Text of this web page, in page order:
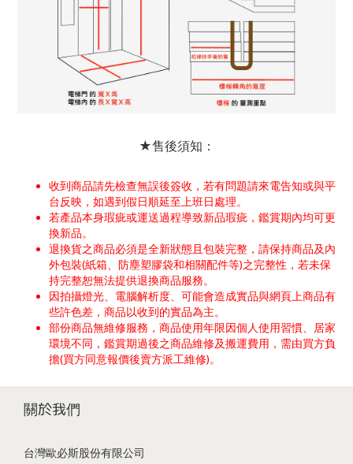
★售後須知：
收到商品請先檢查無誤後簽收，若有問題請來電告知或與平
台反映，如遇到假日順延至上班日處理。
若產品本身瑕疵或運送過程導致新品瑕疵，鑑賞期內均可更
換新品。
退換貨之商品必須是全新狀態且包裝完整，請保持商品及內
外包裝(紙箱、防塵塑膠袋和相關配件等)之完整性，若未保
持完整恕無法提供退換商品服務。
因拍攝燈光、電腦解析度、可能會造成實品與網頁上商品有
些許色差，商品以收到的實品為主。
部份商品無維修服務，商品使用年限因個人使用習慣、居家
環境不同，鑑賞期過後之商品維修及搬運費用，需由買方負
擔(買方同意報價後賣方派工維修)。
關於我們
台灣歐必斯股份有限公司